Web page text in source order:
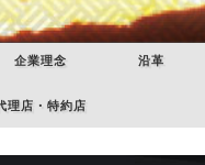
企業理念 沿革
理店・特約店